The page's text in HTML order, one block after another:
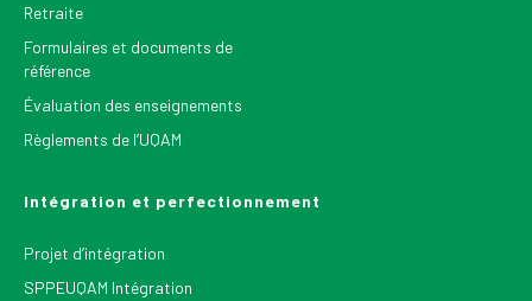
Retraite
Formulaires et documents de
référence
Évaluation des enseignements
Règlements de l’UQAM
Intégration et perfectionnement
Projet d’intégration
SPPEUQAM Intégration